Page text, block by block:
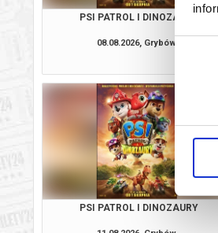
Wybór
PSI PATROL I DINOZAURY
08.08.2026, Grybów
PSI PATROL I DINOZAURY